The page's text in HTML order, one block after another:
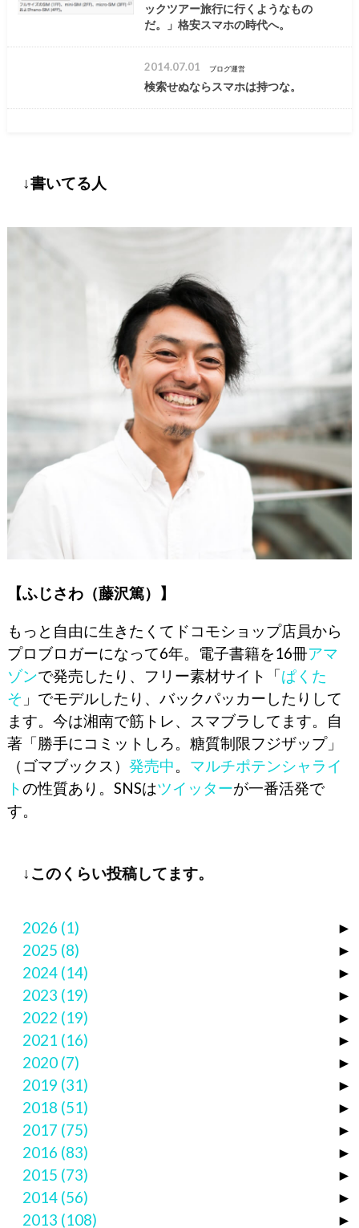
ックツアー旅行に行くようなもの
だ。」格安スマホの時代へ。
2014.07.01 ブログ運営
検索せぬならスマホは持つな。
↓書いてる人
【ふじさわ（藤沢篤）】
もっと自由に生きたくてドコモショップ店員から
プロブロガーになって6年。電子書籍を16冊アマ
ゾンで発売したり、フリー素材サイト「ぱくた
そ 」でモデルしたり、バックパッカーしたりして
ます。今は湘南で筋トレ、スマブラしてます。自
著「勝手にコミットしろ。糖質制限フジザップ」
（ゴマブックス） 発売中。 マルチポテンシャライ
トの性質あり。SNSはツイッターが一番活発で
す。
↓このくらい投稿してます。
►
2026 (1)
►
2025 (8)
►
2024 (14)
►
2023 (19)
►
2022 (19)
►
2021 (16)
►
2020 (7)
►
2019 (31)
►
2018 (51)
►
2017 (75)
►
2016 (83)
►
2015 (73)
►
2014 (56)
►
2013 (108)